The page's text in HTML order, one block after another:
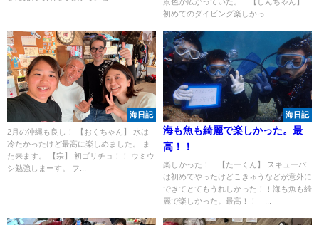
初めてのダイビング楽しかっ...
海日記
2月の沖縄も良し！ 【おくちゃん】 水は
冷たかったけど最高に楽しめました。 ま
た来ます。 【宗】 初ゴリチョ！！ ウミウ
シ勉強しまーす。 フ...
海日記
海も魚も綺麗で楽しかった。最
高！！
楽しかった！ 【たーくん】 スキューバ
は初めてやったけどこきゅうなどが意外に
できてとてもうれしかった！！海も魚も綺
麗で楽しかった。最高！！ ...